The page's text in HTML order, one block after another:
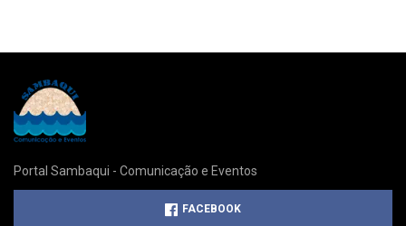
Portal Sambaqui - Comunicação e Eventos
FACEBOOK